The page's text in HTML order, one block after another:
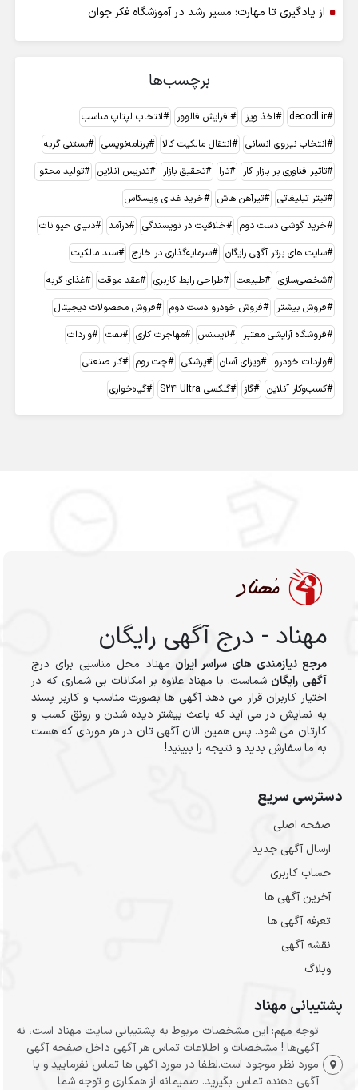
از یادگیری تا مهارت؛ مسیر رشد در آموزشگاه فکر جوان
برچسب‌ها
decodl.ir اخذ ویزا افزایش فالوور
انتخاب لپتاپ مناسب
انتخاب نیروی انسانی
انتقال مالکیت کالا برنامه‌نویسی
بستنی گربه
تاثیر فناوری بر بازار کار
تارا تحقیق بازار تدریس آنلاین
تولید محتوا
تیتر تبلیغاتی
تیرآهن هاش
خرید غذای ویسکاس
خرید گوشی دست دوم
خلاقیت در نویسندگی درآمد
دنیای حیوانات
سایت های برتر آگهی رایگان
سرمایه‌گذاری در خارج
سند مالکیت
شخصی‌سازی
طبیعت طراحی رابط کاربری عقد موقت
غذای گربه
فروش بیشتر
فروش خودرو دست دوم
فروش محصولات دیجیتال
فروشگاه آرایشی معتبر
لایسنس مهاجرت کاری نفت
واردات
واردات خودرو
ویزای آسان پزشکی چت روم
کار صنعتی
کسب‌وکار آنلاین
گاز گلکسی S24 Ultra گیاه‌خواری
مهناد - درج آگهی رایگان
مرجع نیازمندی های سراسر ایران مهناد محل مناسبی برای درج
آگهی رایگان شماست. با مهناد علاوه بر امکانات بی شماری که در
اختیار کاربران قرار می دهد آگهی ها بصورت مناسب و کاربر پسند
به نمایش در می آید که باعث بیشتر دیده شدن و رونق کسب و
کارتان می شود. پس همین الان آگهی تان در هر موردی که هست
به ما سفارش بدید و نتیجه را ببینید!
دسترسی سریع
صفحه اصلی
ارسال‌ آگهی جدید
حساب کاربری
آخرین آگهی ها
تعرفه آگهی ها
نقشه آگهی
وبلاگ
پشتیبانی مهناد
توجه مهم: این مشخصات مربوط به پشتیبانی سایت مهناد است، نه
آگهی‌ها ! مشخصات و اطلاعات تماس هر آگهی داخل صفحه آگهی
مورد نظر موجود است.لطفا در مورد آگهی ها تماس نفرمایید و با
آگهی دهنده تماس بگیرید. صمیمانه از همکاری و توجه شما